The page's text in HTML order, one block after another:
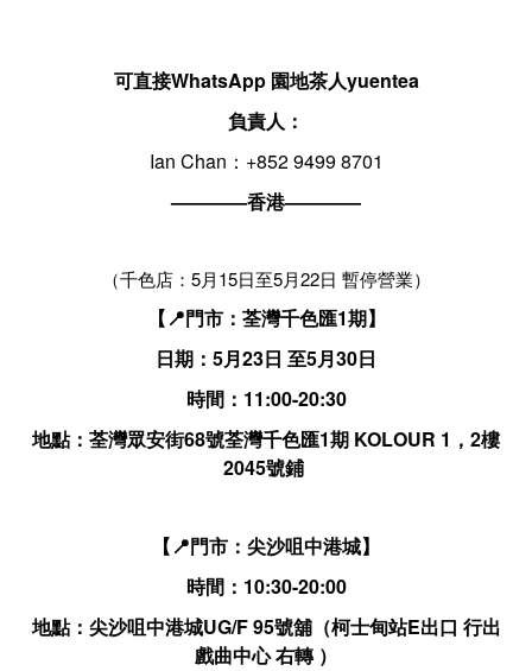
可直接WhatsApp 園地茶人yuentea
負責人：
Ian Chan：+852 9499 8701
————香港————
（千色店：5月15日至5月22日 暫停營業）
【📍門市：荃灣千色匯1期】
日期：5月23日 至5月30日
時間：11:00-20:30
地點：荃灣眾安街68號荃灣千色匯1期 KOLOUR 1，2樓
2045號鋪
【📍門市：尖沙咀中港城】
時間：10:30-20:00
地點：尖沙咀中港城UG/F 95號舖（柯士甸站E出口 行出
戲曲中心 右轉 ）